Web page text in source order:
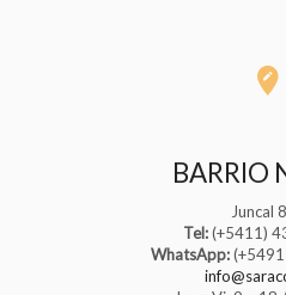
BARRIO
Juncal
Tel:(+5411)
WhatsApp: